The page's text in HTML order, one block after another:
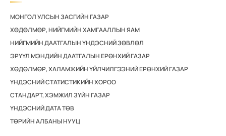
МОНГОЛ УЛСЫН ЗАСГИЙН ГАЗАР
ХӨДӨЛМӨР, НИЙГМИЙН ХАМГААЛЛЫН ЯАМ
НИЙГМИЙН ДААТГАЛЫН ҮНДЭСНИЙ ЗӨВЛӨЛ
ЭРҮҮЛ МЭНДИЙН ДААТГАЛЫН ЕРӨНХИЙ ГАЗАР
ХӨДӨЛМӨР, ХАЛАМЖИЙН ҮЙЛЧИЛГЭЭНИЙ ЕРӨНХИЙ ГАЗАР
ҮНДЭСНИЙ СТАТИСТИКИЙН ХОРОО
СТАНДАРТ, ХЭМЖИЛ ЗҮЙН ГАЗАР
ҮНДЭСНИЙ ДАТА ТӨВ
ТӨРИЙН АЛБАНЫ НУУЦ